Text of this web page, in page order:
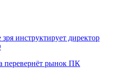
инструктирует директор
перевернёт рынок ПК